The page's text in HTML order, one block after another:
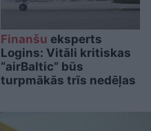
Finanšu eksperts
Logins: Vitāli kritiskas
“airBaltic” būs
turpmākās trīs nedēļas